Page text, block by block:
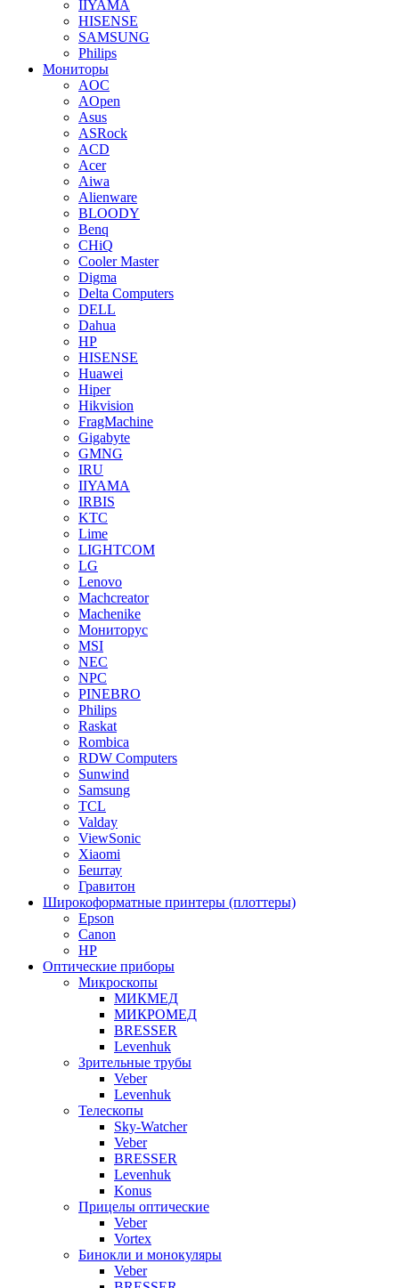
IIYAMA
HISENSE
SAMSUNG
Philips
Мониторы
AOC
AOpen
Asus
ASRock
ACD
Acer
Aiwa
Alienware
BLOODY
Benq
CHiQ
Cooler Master
Digma
Delta Computers
DELL
Dahua
HP
HISENSE
Huawei
Hiper
Hikvision
FragMachine
Gigabyte
GMNG
IRU
IIYAMA
IRBIS
KTC
Lime
LIGHTCOM
LG
Lenovo
Machcreator
Machenike
Мониторус
MSI
NEC
NPC
PINEBRO
Philips
Raskat
Rombica
RDW Computers
Sunwind
Samsung
TCL
Valday
ViewSonic
Xiaomi
Бештау
Гравитон
Широкоформатные принтеры (плоттеры)
Epson
Canon
HP
Оптические приборы
Микроскопы
МИКМЕД
МИКРОМЕД
BRESSER
Levenhuk
Зрительные трубы
Veber
Levenhuk
Телескопы
Sky-Watcher
Veber
BRESSER
Levenhuk
Konus
Прицелы оптические
Veber
Vortex
Бинокли и монокуляры
Veber